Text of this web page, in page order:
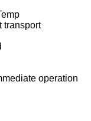
transport
operation